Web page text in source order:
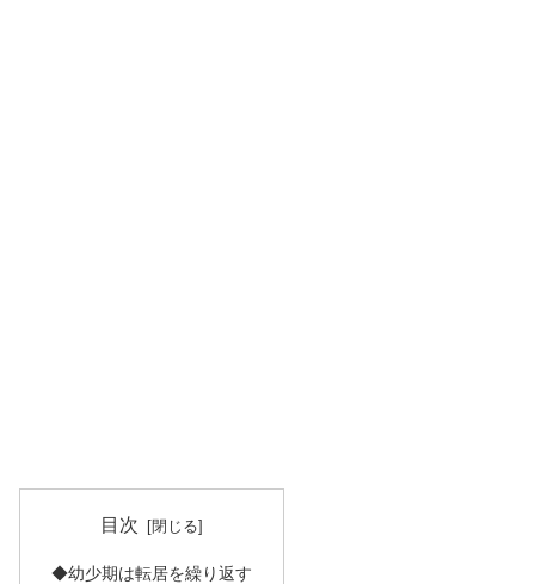
目次
◆幼少期は転居を繰り返す